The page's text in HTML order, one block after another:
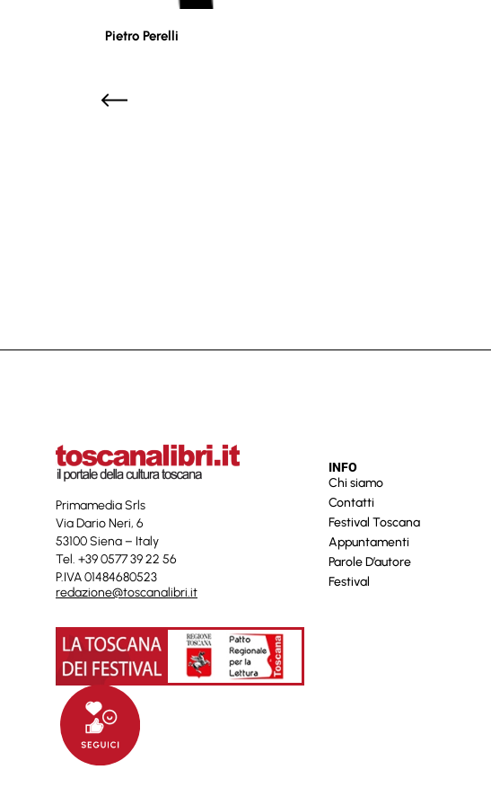
Pietro Perelli
Primamedia Srls
Via Dario Neri, 6
53100 Siena – Italy
Tel. +39 0577 39 22 56
P.IVA 01484680523
redazione@toscanalibri.it
INFO
Chi siamo
Contatti
Festival Toscana
Appuntamenti
Parole D’autore
Festival